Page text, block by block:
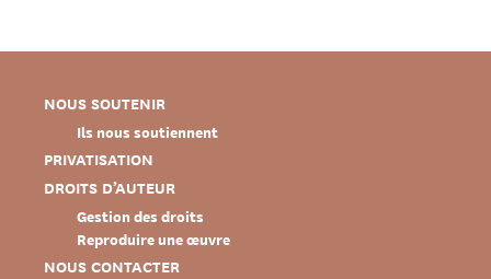
NOUS SOUTENIR
Ils nous soutiennent
PRIVATISATION
DROITS D’AUTEUR
Gestion des droits
Reproduire une œuvre
NOUS CONTACTER